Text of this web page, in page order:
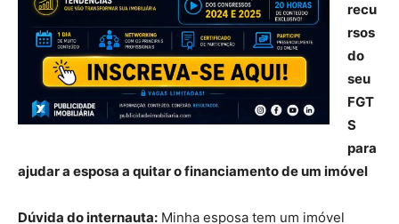
recu
rsos
do
seu
FGT
S
para
ajudar a esposa a quitar o financiamento de um imóvel
Dúvida do internauta: Minha esposa tem um imóvel